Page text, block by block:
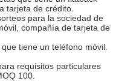
tarjeta de crédito.
para la sociedad de
compañía de tarjeta de
tiene un teléfono móvil.
requisitos particulares
100.